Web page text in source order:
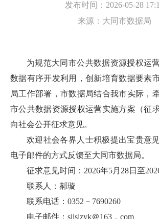
发布时间： 2026-05-28
来源： 大同市数据局
为规范大同市公共数据资源授权运
数据有序开发利用，创新培育数据要素
局工作部署，市数据局结合我市实际，
市公共数据资源授权运营实施方案（征
向社会公开征求意见。
欢迎社会各界人士积极提出宝贵意
电子邮件的方式反馈至大同市数据局。
征求意见时间：2026年5月28日至
联系人：郝璇
联系电话：0352－7690260
电子邮件：sjjsjzyk＠163．com